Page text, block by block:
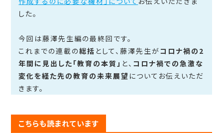
した。
今回は藤澤先生編の最終回です。
これまでの連載の総括 として、藤澤先生がコロナ禍の2
年間に見出した「教育の本質」 と、 コロナ禍での急激な
変化を経た先の教育の未来展望 についてお伝えいただ
きます。
こちらも読まれています